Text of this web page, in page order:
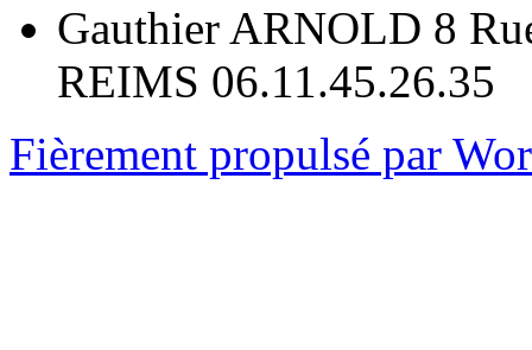
Gauthier ARNOLD 8
REIMS 06.11.45.26.35
Fièrement propulsé par